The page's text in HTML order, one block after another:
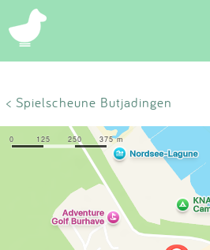
Suchen
Eintragen
App
Blog
< Spielscheune Butjadingen